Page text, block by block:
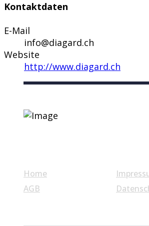
Kontaktdaten
E-Mail
info@diagard.ch
Website
http://www.diagard.ch
Home
AGB